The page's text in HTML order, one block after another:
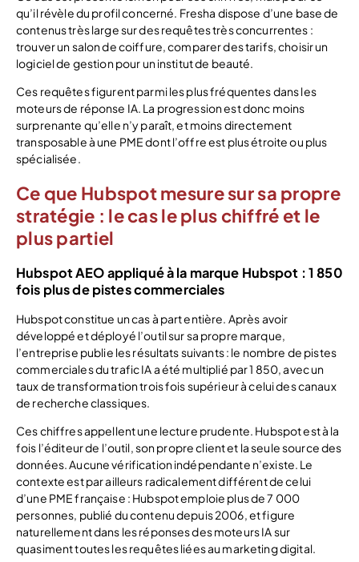
qu’il révèle du profil concerné. Fresha dispose d’une base de
contenus très large sur des requêtes très concurrentes :
trouver un salon de coiffure, comparer des tarifs, choisir un
logiciel de gestion pour un institut de beauté.
Ces requêtes figurent parmi les plus fréquentes dans les
moteurs de réponse IA. La progression est donc moins
surprenante qu’elle n’y paraît, et moins directement
transposable à une PME dont l’offre est plus étroite ou plus
spécialisée.
Ce que Hubspot mesure sur sa propre
stratégie : le cas le plus chiffré et le
plus partiel
Hubspot AEO appliqué à la marque Hubspot : 1 850
fois plus de pistes commerciales
Hubspot constitue un cas à part entière. Après avoir
développé et déployé l’outil sur sa propre marque,
l’entreprise publie les résultats suivants : le nombre de pistes
commerciales du trafic IA a été multiplié par 1 850, avec un
taux de transformation trois fois supérieur à celui des canaux
de recherche classiques.
Ces chiffres appellent une lecture prudente. Hubspot est à la
fois l’éditeur de l’outil, son propre client et la seule source des
données. Aucune vérification indépendante n’existe. Le
contexte est par ailleurs radicalement différent de celui
d’une PME française : Hubspot emploie plus de 7 000
personnes, publié du contenu depuis 2006, et figure
naturellement dans les réponses des moteurs IA sur
quasiment toutes les requêtes liées au marketing digital.